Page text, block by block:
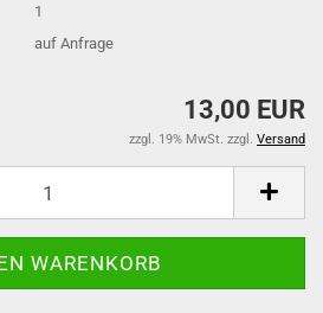
1
auf Anfrage
13,00 EUR
zzgl. 19% MwSt. zzgl. Versand